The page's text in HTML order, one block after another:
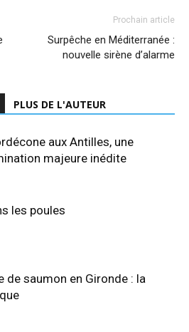
Prochain article
Surpêche en Méditerranée :
nouvelle sirène d’alarme
PLUS DE L'AUTEUR
aux Antilles, une
majeure inédite
les poules
de saumon en Gironde : la